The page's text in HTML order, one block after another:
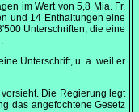
im Wert von 5,8 Mia. Fr.
und 14 Enthaltungen eine
Unterschriften, die eine
Unterschrift, u. a. weil er
Die Regierung legt
das angefochtene Gesetz